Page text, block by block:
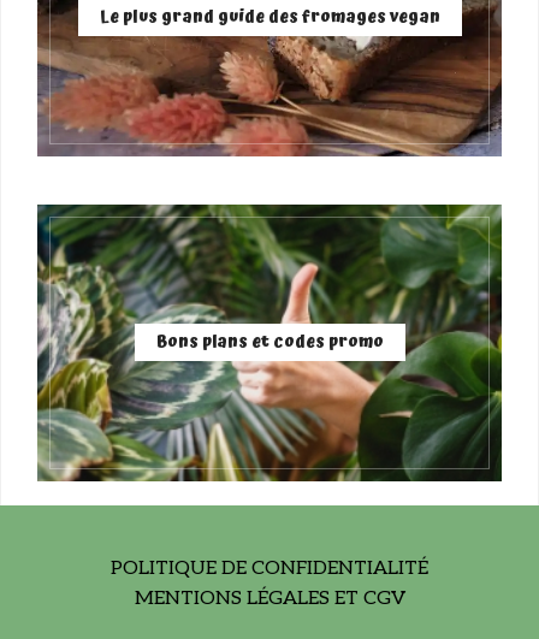
Le plus grand guide des fromages vegan
Bons plans et codes promo
POLITIQUE DE CONFIDENTIALITÉ
MENTIONS LÉGALES ET CGV